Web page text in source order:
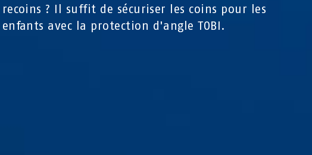
recoins ? Il suffit de sécuriser les coins pour les
enfants avec la protection d'angle TOBI.